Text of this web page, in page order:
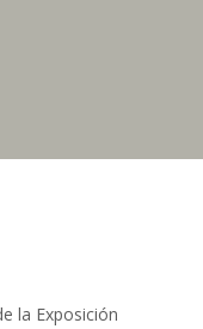
la Exposición